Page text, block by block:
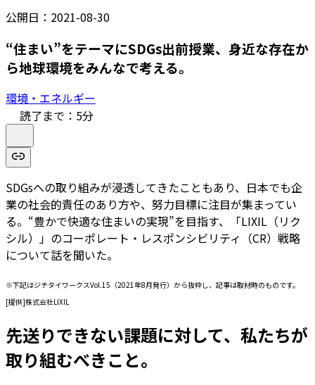
公開日： 2021-08-30
“住まい”をテーマにSDGs出前授業、身近な存在か
ら地球環境をみんなで考える。
環境・エネルギー
読了まで： 5分
SDGsへの取り組みが浸透してきたこともあり、日本でも企
業の社会的責任のあり方や、努力目標に注目が集まってい
る。“豊かで快適な住まいの実現”を目指す、「LIXIL（リク
シル）」のコーポレート・レスポンシビリティ（CR）戦略
について話を聞いた。
※下記はジチタイワークスVol.15（2021年8月発行）から抜粋し、記事は取材時のものです。
[提供]株式会社LIXIL
先送りできない課題に対して、私たちが
取り組むべきこと。